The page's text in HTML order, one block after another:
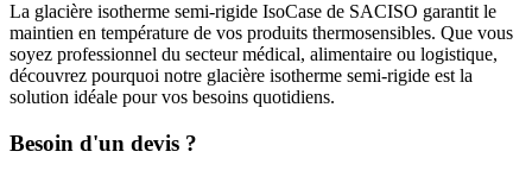
La glacière isotherme semi-rigide IsoCase de SACISO garantit le
maintien en température de vos produits thermosensibles. Que vous
soyez professionnel du secteur médical, alimentaire ou logistique,
découvrez pourquoi notre glacière isotherme semi-rigide est la
solution idéale pour vos besoins quotidiens.
Besoin d'un devis ?